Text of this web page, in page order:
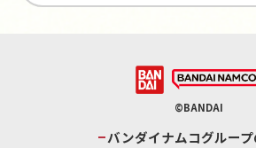
©BANDAI
バンダイナムコグルー